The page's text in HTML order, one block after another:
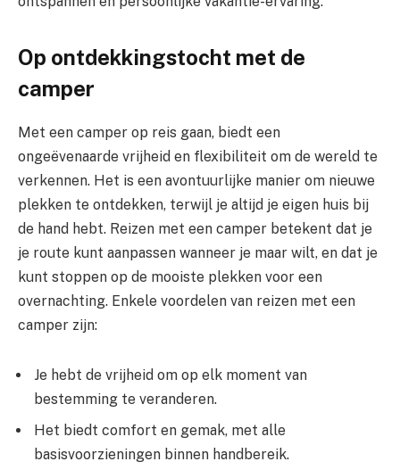
Op ontdekkingstocht met de
camper
Met een camper op reis gaan, biedt een
ongeëvenaarde vrijheid en flexibiliteit om de wereld te
verkennen. Het is een avontuurlijke manier om nieuwe
plekken te ontdekken, terwijl je altijd je eigen huis bij
de hand hebt. Reizen met een camper betekent dat je
je route kunt aanpassen wanneer je maar wilt, en dat je
kunt stoppen op de mooiste plekken voor een
overnachting. Enkele voordelen van reizen met een
camper zijn:
Je hebt de vrijheid om op elk moment van
bestemming te veranderen.
Het biedt comfort en gemak, met alle
basisvoorzieningen binnen handbereik.